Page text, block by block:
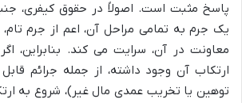
پاسخ مثبت است. اصولاً در حقوق کیفری،
یک جرم به تمامی مراحل آن، اعم از جرم
معاونت در آن، سرایت می کند. بنابراین،
ارتکاب آن وجود داشته، از جمله جرائم
توهین یا تخریب عمدی مال غیر)، شروع به